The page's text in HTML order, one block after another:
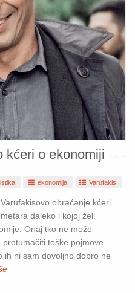
kćeri o ekonomiji
ekonomija Varufakis
obraćanje kćeri
daleko i kojoj želi
Onaj tko ne može
teške pojmove
ih ni sam dovoljno dobro ne